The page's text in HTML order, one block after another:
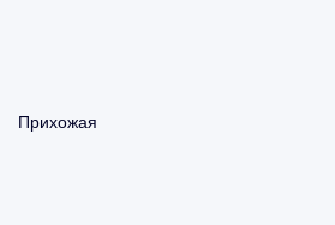
Прихожая